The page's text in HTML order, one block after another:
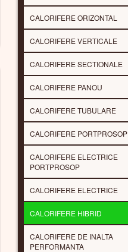
CALORIFERE ORIZONTAL
CALORIFERE VERTICALE
CALORIFERE SECTIONALE
CALORIFERE PANOU
CALORIFERE TUBULARE
CALORIFERE PORTPROSOP
CALORIFERE ELECTRICE
PORTPROSOP
CALORIFERE ELECTRICE
CALORIFERE HIBRID
CALORIFERE DE INALTA
PERFORMANTA